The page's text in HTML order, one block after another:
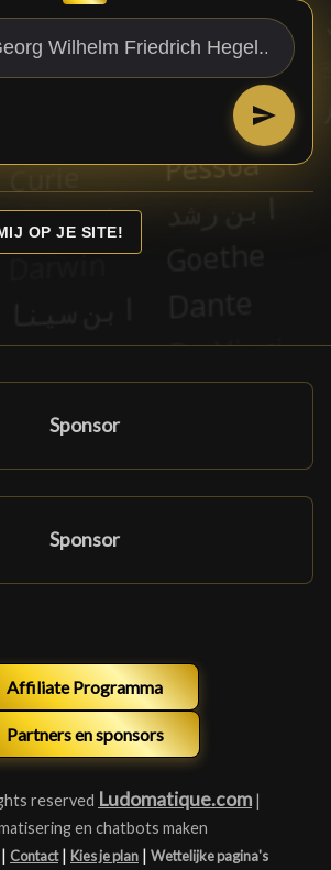
OP JE SITE!
Sponsor
Sponsor
Affiliate Programma
Partners en sponsors
reserved Ludomatique.com |
en chatbots maken
| Contact | Kies je plan | Wettelijke pagina's